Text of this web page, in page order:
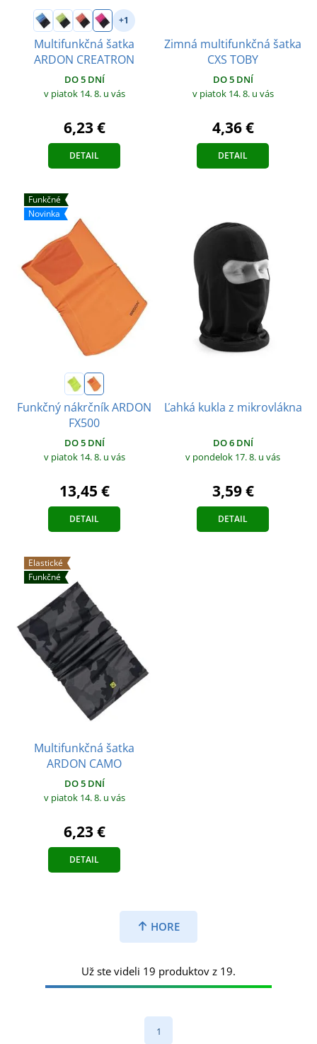
+1
Multifunkčná šatka
ARDON CREATRON
DO 5 DNÍ
v piatok 14. 8. u vás
6,23 €
DETAIL
Zimná multifunkčná šatka
CXS TOBY
DO 5 DNÍ
v piatok 14. 8. u vás
4,36 €
DETAIL
Funkčné
Novinka
Funkčný nákrčník ARDON
FX500
DO 5 DNÍ
v piatok 14. 8. u vás
13,45 €
DETAIL
Ľahká kukla z mikrovlákna
DO 6 DNÍ
v pondelok 17. 8. u vás
3,59 €
DETAIL
Elastické
Funkčné
Multifunkčná šatka
ARDON CAMO
DO 5 DNÍ
v piatok 14. 8. u vás
6,23 €
DETAIL
HORE
Už ste videli 19 produktov z 19.
1